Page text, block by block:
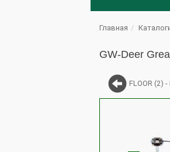
Главная
GW-Deer
FLOOR (2) -